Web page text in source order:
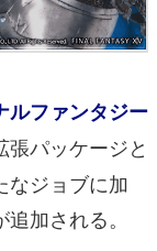
ルファンタジー
張パッケージと
なジョブに加
加される。